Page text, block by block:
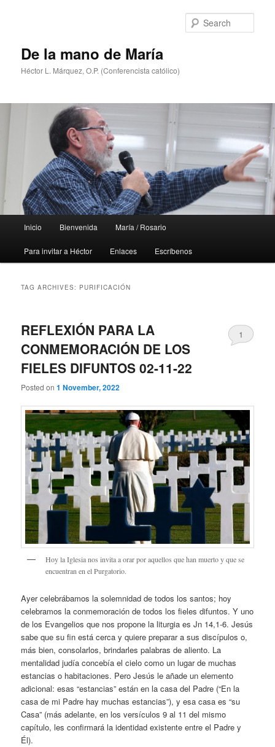
De la mano de María
Héctor L. Márquez, O.P. (Conferencista católico)
Inicio Bienvenida María / Rosario
Para invitar a Héctor Enlaces Escríbenos
TAG ARCHIVES: PURIFICACIÓN
REFLEXIÓN PARA LA
CONMEMORACIÓN DE LOS
FIELES DIFUNTOS 02-11-22
Posted on1 November, 2022
1
Hoy la Iglesia nos invita a orar por aquellos que han muerto y que se
encuentran en el Purgatorio.
Ayer celebrábamos la solemnidad de todos los santos; hoy
celebramos la conmemoración de todos los fieles difuntos. Y uno
de los Evangelios que nos propone la liturgia es Jn 14,1-6. Jesús
sabe que su fin está cerca y quiere preparar a sus discípulos o,
más bien, consolarlos, brindarles palabras de aliento. La
mentalidad judía concebía el cielo como un lugar de muchas
estancias o habitaciones. Pero Jesús le añade un elemento
adicional: esas “estancias” están en la casa del Padre (“En la
casa de mi Padre hay muchas estancias”), y esa casa es “su
Casa” (más adelante, en los versículos 9 al 11 del mismo
capítulo, les confirmará la identidad existente entre el Padre y
Él).